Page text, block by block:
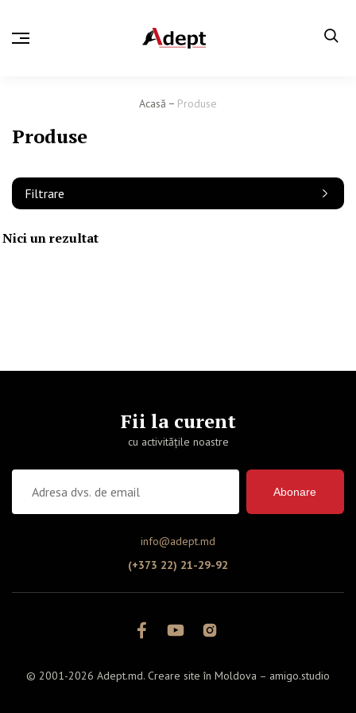
Acasă Produse
Produse
Filtrare
Nici un rezultat
Fii la curent
cu activitățile noastre
Abonare
info@adept.md
(+373 22) 21-29-92
© 2001-2026 Adept.md. Creare site în Moldova – amigo.studio